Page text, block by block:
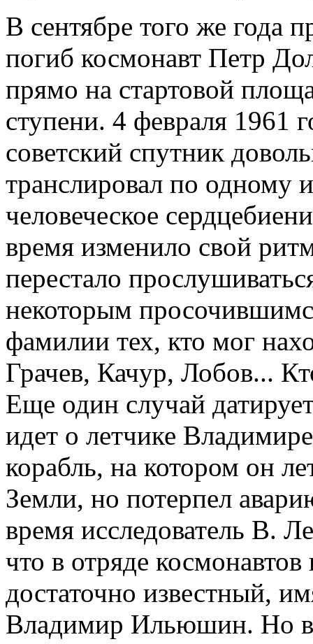
В сентябре того же года
погиб космонавт Петр
прямо на стартовой
ступени. 4 февраля 1961
советский спутник
транслировал по одному
человеческое
время изменило свой
перестало
некоторым
фамилии тех, кто мог
Грачев, Качур, Лобов...
Еще один случай
идет о летчике
корабль, на котором он
Земли, но потерпел
время исследователь В.
что в отряде
достаточно известный,
Владимир Ильюшин. Но